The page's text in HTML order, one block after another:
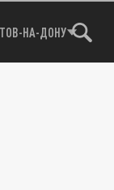
НА-ДОНУ
за